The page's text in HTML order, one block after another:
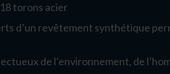
torons acier
d’un revêtement synthétique
de l’environnement, de